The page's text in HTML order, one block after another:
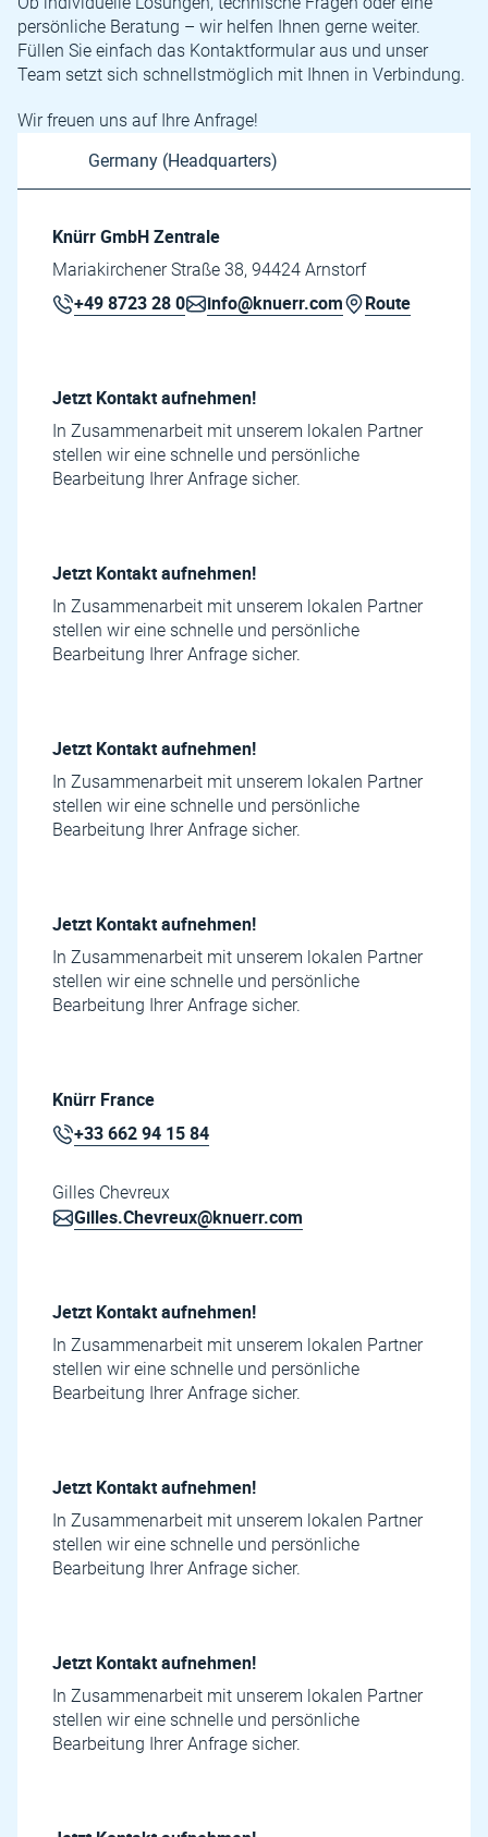
persönliche Beratung – wir helfen Ihnen gerne weiter.
Füllen Sie einfach das Kontaktformular aus und unser
Team setzt sich schnellstmöglich mit Ihnen in Verbindung.
Wir freuen uns auf Ihre Anfrage!
Knürr GmbH Zentrale
Mariakirchener Straße 38, 94424 Arnstorf
+49 8723 28 0 info@knuerr.com Route
Jetzt Kontakt aufnehmen!
In Zusammenarbeit mit unserem lokalen Partner
stellen wir eine schnelle und persönliche
Bearbeitung Ihrer Anfrage sicher.
Jetzt Kontakt aufnehmen!
In Zusammenarbeit mit unserem lokalen Partner
stellen wir eine schnelle und persönliche
Bearbeitung Ihrer Anfrage sicher.
Jetzt Kontakt aufnehmen!
In Zusammenarbeit mit unserem lokalen Partner
stellen wir eine schnelle und persönliche
Bearbeitung Ihrer Anfrage sicher.
Jetzt Kontakt aufnehmen!
In Zusammenarbeit mit unserem lokalen Partner
stellen wir eine schnelle und persönliche
Bearbeitung Ihrer Anfrage sicher.
Knürr France
+33 662 94 15 84
Gilles Chevreux
Gilles.Chevreux@knuerr.com
Jetzt Kontakt aufnehmen!
In Zusammenarbeit mit unserem lokalen Partner
stellen wir eine schnelle und persönliche
Bearbeitung Ihrer Anfrage sicher.
Jetzt Kontakt aufnehmen!
In Zusammenarbeit mit unserem lokalen Partner
stellen wir eine schnelle und persönliche
Bearbeitung Ihrer Anfrage sicher.
Jetzt Kontakt aufnehmen!
In Zusammenarbeit mit unserem lokalen Partner
stellen wir eine schnelle und persönliche
Bearbeitung Ihrer Anfrage sicher.